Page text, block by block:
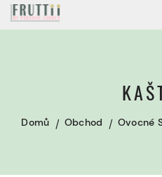
Domů Obchod Ovocné